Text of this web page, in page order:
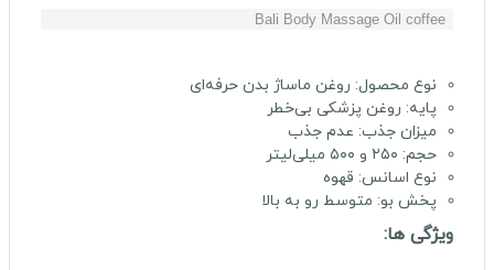
Bali Body Massage Oil coffee
نوع محصول: روغن ماساژ بدن حرفه‌ای
پایه: روغن پزشکی بی‌خطر
میزان جذب: عدم جذب
حجم: ۲۵۰ و ۵۰۰ میلی‌لیتر
نوع اسانس: قهوه
پخش بو: متوسط رو به بالا
ویژگی ها: